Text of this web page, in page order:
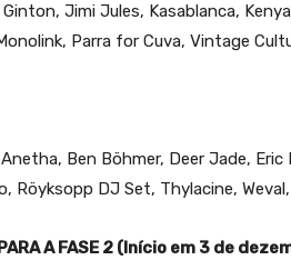
Jimi Jules, Kasablanca,
Parra for Cuva, Vintage
Ben Böhmer, Deer Jade, Eric
Röyksopp DJ Set, Thylacine, Weval,
A FASE 2 (Início em 3 de